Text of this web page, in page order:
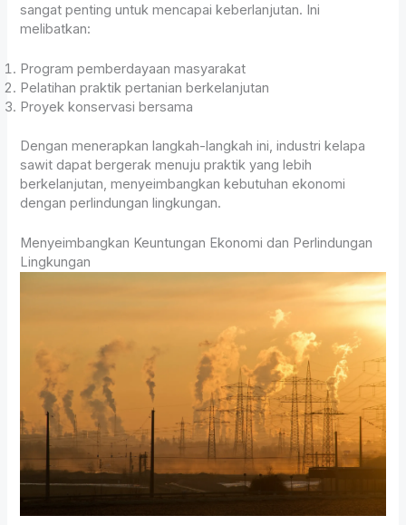
sangat penting untuk mencapai keberlanjutan. Ini
melibatkan:
Program pemberdayaan masyarakat
Pelatihan praktik pertanian berkelanjutan
Proyek konservasi bersama
Dengan menerapkan langkah-langkah ini, industri kelapa
sawit dapat bergerak menuju praktik yang lebih
berkelanjutan, menyeimbangkan kebutuhan ekonomi
dengan perlindungan lingkungan.
Menyeimbangkan Keuntungan Ekonomi dan Perlindungan
Lingkungan